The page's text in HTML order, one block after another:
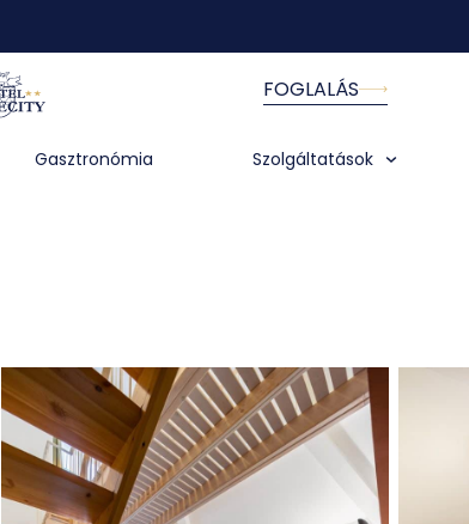
FOGLALÁS
Gasztronómia Szolgáltatások